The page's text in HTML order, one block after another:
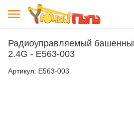
Радиоуправляемый
2.4G - E563-003
Артикул: E563-003